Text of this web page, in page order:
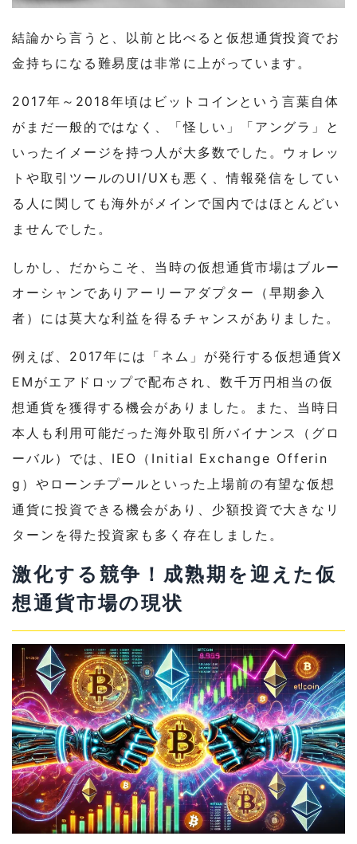
結論から言うと、以前と比べると仮想通貨投資でお
金持ちになる難易度は非常に上がっています。
2017年～2018年頃はビットコインという言葉自体
がまだ一般的ではなく、「怪しい」「アングラ」と
いったイメージを持つ人が大多数でした。ウォレッ
トや取引ツールのUI/UXも悪く、情報発信をしてい
る人に関しても海外がメインで国内ではほとんどい
ませんでした。
しかし、だからこそ、当時の仮想通貨市場はブルー
オーシャンでありアーリーアダプター（早期参入
者）には莫大な利益を得るチャンスがありました。
例えば、2017年には「ネム」が発行する仮想通貨X
EMがエアドロップで配布され、数千万円相当の仮
想通貨を獲得する機会がありました。また、当時日
本人も利用可能だった海外取引所バイナンス（グロ
ーバル）では、IEO（Initial Exchange Offerin
g）やローンチプールといった上場前の有望な仮想
通貨に投資できる機会があり、少額投資で大きなリ
ターンを得た投資家も多く存在しました。
激化する競争！成熟期を迎えた仮
想通貨市場の現状